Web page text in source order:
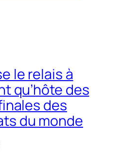
le relais à
qu’hôte des
des
du monde